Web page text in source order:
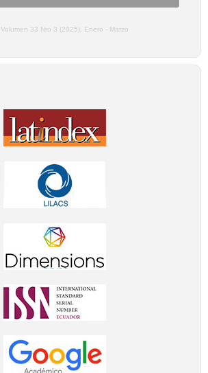
Volumen 33 Nro 3 (2025), Enero - Marzo